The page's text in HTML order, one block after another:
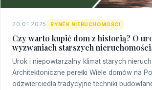
20.01.2025 RYNEK NIERUCHOMOŚCI
Czy warto kupić dom z historią? O
wyzwaniach starszych nieruchomości.
Urok i niepowtarzalny klimat starych
Architektoniczne perełki Wiele domów na
odzwierciedla tradycyjne techniki